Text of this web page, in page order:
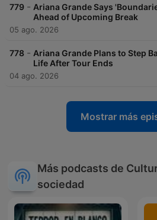
779 - Ariana Grande Says
Ahead of Upcoming Break
05 ago. 2026
778 - Ariana Grande Plans to Step
Life After Tour Ends
04 ago. 2026
Mostrar más
Más podcasts de
sociedad